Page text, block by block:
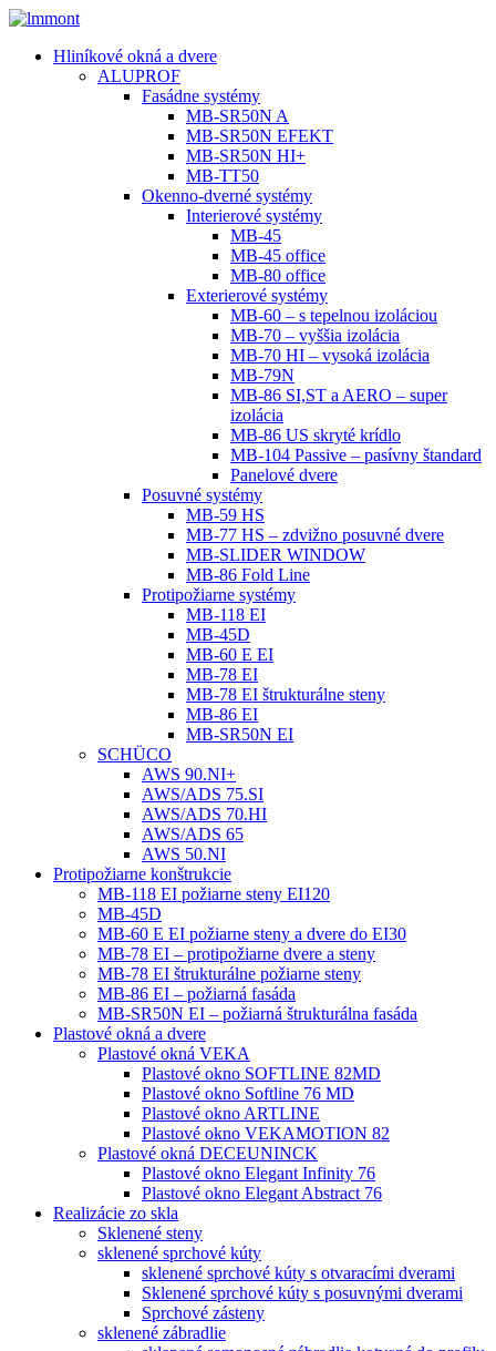
Hliníkové okná a dvere
ALUPROF
Fasádne systémy
MB-SR50N A
MB-SR50N EFEKT
MB-SR50N HI+
MB-TT50
Okenno-dverné systémy
Interierové systémy
MB-45
MB-45 office
MB-80 office
Exterierové systémy
MB-60 – s tepelnou izoláciou
MB-70 – vyššia izolácia
MB-70 HI – vysoká izolácia
MB-79N
MB-86 SI,ST a AERO – super
izolácia
MB-86 US skryté krídlo
MB-104 Passive – pasívny štandard
Panelové dvere
Posuvné systémy
MB-59 HS
MB-77 HS – zdvižno posuvné dvere
MB-SLIDER WINDOW
MB-86 Fold Line
Protipožiarne systémy
MB-118 EI
MB-45D
MB-60 E EI
MB-78 EI
MB-78 EI štrukturálne steny
MB-86 EI
MB-SR50N EI
SCHÜCO
AWS 90.NI+
AWS/ADS 75.SI
AWS/ADS 70.HI
AWS/ADS 65
AWS 50.NI
Protipožiarne konštrukcie
MB-118 EI požiarne steny EI120
MB-45D
MB-60 E EI požiarne steny a dvere do EI30
MB-78 EI – protipožiarne dvere a steny
MB-78 EI štrukturálne požiarne steny
MB-86 EI – požiarná fasáda
MB-SR50N EI – požiarná štrukturálna fasáda
Plastové okná a dvere
Plastové okná VEKA
Plastové okno SOFTLINE 82MD
Plastové okno Softline 76 MD
Plastové okno ARTLINE
Plastové okno VEKAMOTION 82
Plastové okná DECEUNINCK
Plastové okno Elegant Infinity 76
Plastové okno Elegant Abstract 76
Realizácie zo skla
Sklenené steny
sklenené sprchové kúty
sklenené sprchové kúty s otvaracími dverami
Sklenené sprchové kúty s posuvnými dverami
Sprchové zásteny
sklenené zábradlie